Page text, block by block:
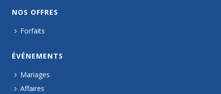
NOS OFFRES
Forfaits
ÉVÉNEMENTS
Mariages
Affaires